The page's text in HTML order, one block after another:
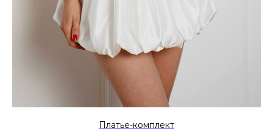
Платье-комплект